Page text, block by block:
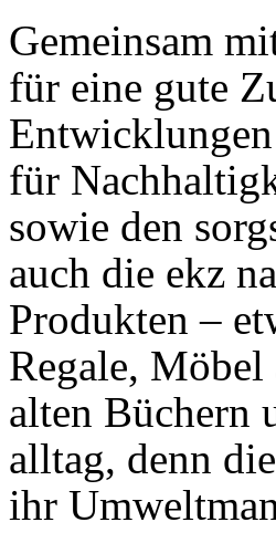
Gemeinsam
für eine gute
für
sowie den
auch die ekz
Produkten –
Regale,
alten Büchern
alltag, denn
ihr